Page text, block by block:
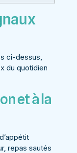
ci-dessus,
du quotidien
et à la
repas sautés